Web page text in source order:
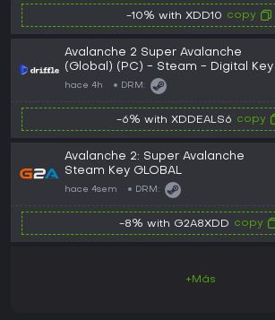
-10% with XDD10 copy
Avalanche 2 Super Avalanche
(Global) (PC) - Steam - Digital Key
hace 4h DRM:
-6% with XDDEALS6 copy
Avalanche 2: Super Avalanche
Steam Key GLOBAL
hace 4sem DRM:
-8% with G2A8XDD copy
+Más